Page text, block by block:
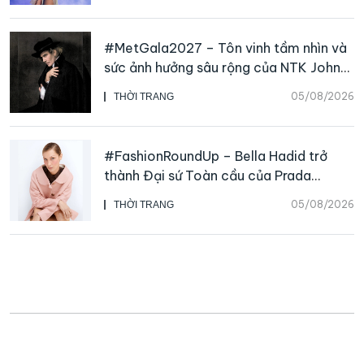
THỜI TRANG 05/08/2026
#MetGala2027 – Tôn vinh tầm nhìn và
sức ảnh hưởng sâu rộng của NTK John
Galliano
THỜI TRANG 05/08/2026
#FashionRoundUp – Bella Hadid trở
thành Đại sứ Toàn cầu của Prada
Beauty, CHANEL mua lại Charvet